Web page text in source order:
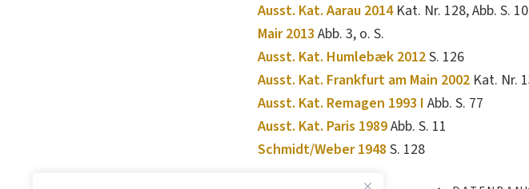
Ausst. Kat. Aarau 2014Kat. Nr. 128, Abb. S.
Mair 2013 Abb. 3, o. S.
Ausst. Kat. Humlebæk 2012S. 126
Ausst. Kat. Frankfurt am Main 2002 Kat. Nr.
Ausst. Kat. Remagen 1993 I Abb. S. 77
Ausst. Kat. Paris 1989Abb. S. 11
Schmidt/Weber 1948 S. 128